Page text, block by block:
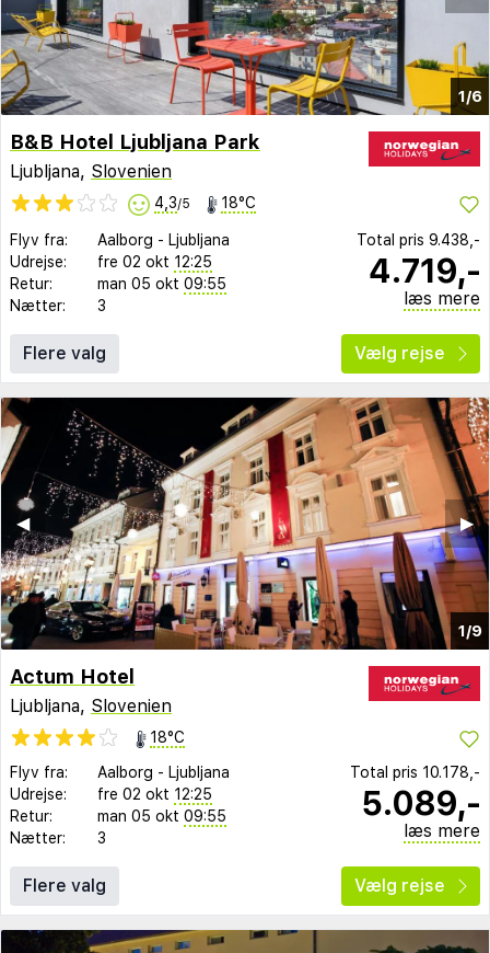
1/6
B&B Hotel Ljubljana Park
Ljubljana, Slovenien
4,3/5 18°C
Flyv fra: Aalborg - Ljubljana
Udrejse:
fre 02 okt 12:25
Retur:
man 05 okt 09:55
Nætter:
3
Total pris 9.438,-
4.719,-
læs mere
Flere valg Vælg rejse
1/9
▶︎
◀︎
Actum Hotel
Ljubljana, Slovenien
18°C
Flyv fra:
Aalborg - Ljubljana
Udrejse:
fre 02 okt 12:25
Retur:
man 05 okt 09:55
Nætter:
3
Total pris 10.178,-
5.089,-
læs mere
Flere valg Vælg rejse